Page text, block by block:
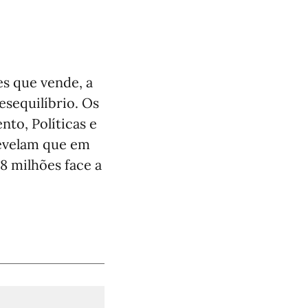
que vende, a
Os
Políticas e
que em
milhões face a